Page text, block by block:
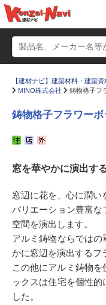
かたなび
すまいリング
Q＆A
お気に入り
【建材ナビ】建築材料・建築
MINO株式会社
鋳物格子フ
鋳物格子フラワーボ
窓を華やかに演出す
窓辺に花を、心に潤い
バリエーション豊富
空間を演出します。
アルミ鋳物ならでは
かに窓辺を演出するフ
この他にアルミ鋳物
ックスは住宅を個性
した。